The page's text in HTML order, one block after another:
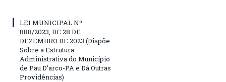
LEI MUNICIPAL Nº
888/2023, DE 28 DE
DEZEMBRO DE 2023 (Dispõe
Sobre a Estrutura
Administrativa do Município
de Pau D’arco-PA e Dá Outras
Providências)